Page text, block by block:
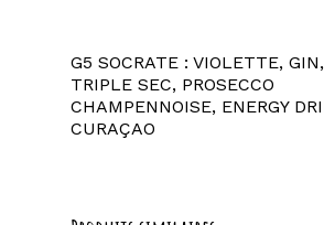
G5 SOCRATE : VIOLETTE,
TRIPLE SEC, PROSECCO
CHAMPENNOISE, ENERGY
CURAÇAO